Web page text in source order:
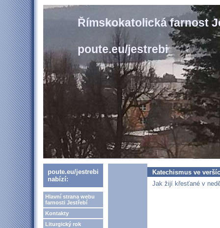
Římskokatolická farnost
poute.eu/jestrebi
poute.eu/jestrebi
nabízí:
Hlavní strana webu
farnosti Jestřebí
Kontakty
Liturgický rok
Katechismus ve
Jak žijí křesťané v